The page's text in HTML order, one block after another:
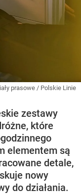
prasowe / Polskie Linie
zestawy
które
elementem są
detale,
nowy
do działania.